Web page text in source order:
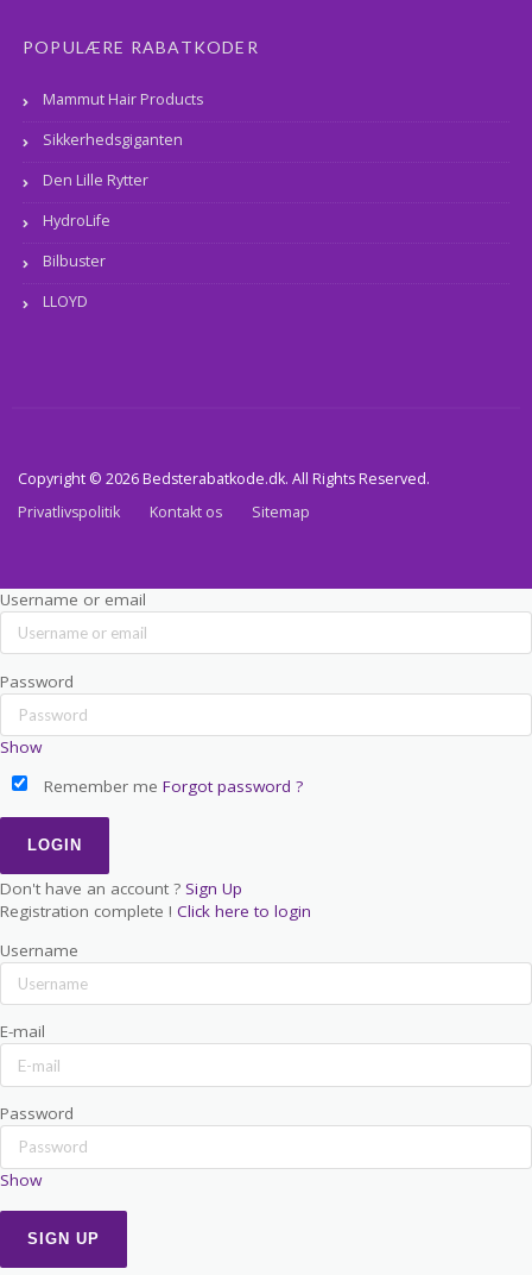
POPULÆRE RABATKODER
Mammut Hair Products
Sikkerhedsgiganten
Den Lille Rytter
HydroLife
Bilbuster
LLOYD
Copyright © 2026 Bedsterabatkode.dk. All Rights Reserved.
Privatlivspolitik
Kontakt os Sitemap
Username or email
Password
Show
Remember me Forgot password ?
Don't have an account ? Sign Up
Registration complete ! Click here to login
Username
E-mail
Password
Show